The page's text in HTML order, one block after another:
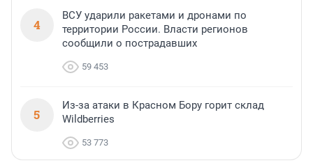
4
ВСУ ударили ракетами и дронами по
территории России. Власти регионов
сообщили о пострадавших
59 453
5
Из-за атаки в Красном Бору горит склад
Wildberries
53 773